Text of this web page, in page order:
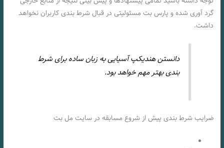
گرد آوری شده و پارس بت مسئولیتی در قبال شرط بندی کاربران نخواهد
داشت.
دانستن هندیکپ آسیایی به زبان ساده برای شرط
بندی بهتر مهم خواهد بود.
ضرایب شرط بندی پیش از شروع مسابقه در سایت مل بت